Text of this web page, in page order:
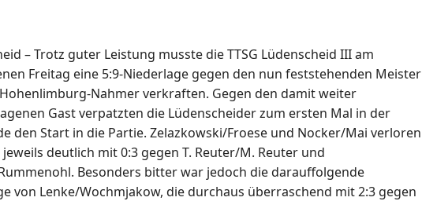
– Trotz guter Leistung musste die TTSG Lüdenscheid III am
Freitag eine 5:9-Niederlage gegen den nun feststehenden Meister
Hohenlimburg-Nahmer verkraften. Gegen den damit weiter
Gast verpatzten die Lüdenscheider zum ersten Mal in der
den Start in die Partie. Zelazkowski/Froese und Nocker/Mai verloren
deutlich mit 0:3 gegen T. Reuter/M. Reuter und
Besonders bitter war jedoch die darauffolgende
von Lenke/Wochmjakow, die durchaus überraschend mit 2:3 gegen